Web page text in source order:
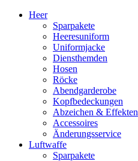
Heer
Sparpakete
Heeresuniform
Uniformjacke
Diensthemden
Hosen
Röcke
Abendgarderobe
Kopfbedeckungen
Abzeichen & Effekten
Accessoires
Änderungsservice
Luftwaffe
Sparpakete